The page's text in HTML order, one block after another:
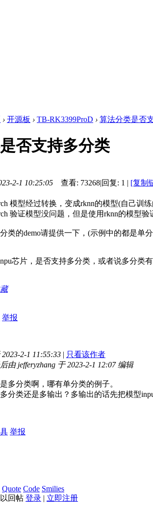
› 开源板 › TB-RK3399ProD › 算法分类是否
否支持多分类
2-1 10:25:05
查看: 73268|回复: 1 | [复制
模型经过转换，变成rknn的模型(自己训
验证模型没问题，但是使用rknn的模型
类的demo请提供一下，(示例中的都是单
芯片，是否支持多分类，或者说多分类
举报
2-1 11:55:33 | 只看该作者
由 jefferyzhang 于 2023-2-1 12:07 编辑
多分类啊，哪有单分类的例子。
分类还是多输出？多输出的话先把模型
举报
Quote Code Smilies
回帖 登录 | 立即注册